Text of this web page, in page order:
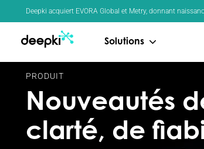
Deepki acquiert EVORA Global et Metry, donnant
Solutions
PRODUIT
Nouveautés
clarté, de
Panneau de gestion des cookies